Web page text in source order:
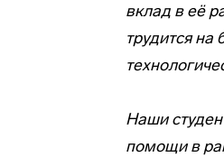
вклад в её
трудится на
Наши
помощи в